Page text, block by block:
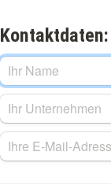
Kontaktdaten: